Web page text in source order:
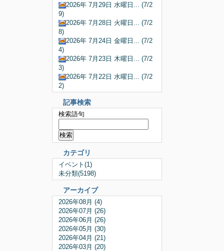
2026年 7月29日 水曜日... (7/2
9)
2026年 7月28日 火曜日... (7/2
8)
2026年 7月24日 金曜日... (7/2
4)
2026年 7月23日 木曜日... (7/2
3)
2026年 7月22日 水曜日... (7/2
2)
記事検索
検索語句
カテゴリ
イベント(1)
未分類(5198)
アーカイブ
2026年08月 (4)
2026年07月 (26)
2026年06月 (26)
2026年05月 (30)
2026年04月 (21)
2026年03月 (20)